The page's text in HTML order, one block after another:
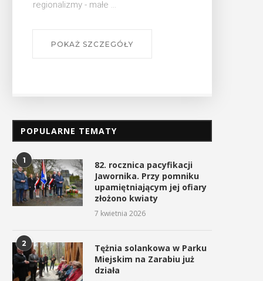
regionalizmy - małe ...
POKAŻ SZCZEGÓŁY
POPULARNE TEMATY
1
82. rocznica pacyfikacji
Jawornika. Przy pomniku
upamiętniającym jej ofiary
złożono kwiaty
7 kwietnia 2026
2
Tężnia solankowa w Parku
Miejskim na Zarabiu już
działa